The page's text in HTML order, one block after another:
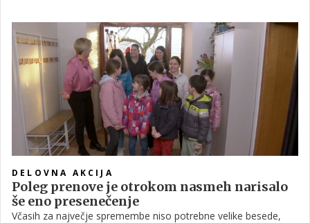
mehurčkov.
DELOVNA AKCIJA
Poleg prenove je otrokom nasmeh narisalo
še eno presenečenje
Včasih za največje spremembe niso potrebne velike besede,